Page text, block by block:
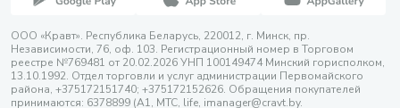
ООО «Кравт». Республика Беларусь, 220012, г. Минск, пр.
Независимости, 76, оф. 103. Регистрационный номер в Торговом
реестре №769481 от 20.02.2026 УНП 100149474 Минский горисполком,
13.10.1992. Отдел торговли и услуг администрации Первомайского
района, +375172151740; +375172152626. Обращения покупателей
принимаются: 6378899 (А1, МТС, life, imanager@cravt.by.